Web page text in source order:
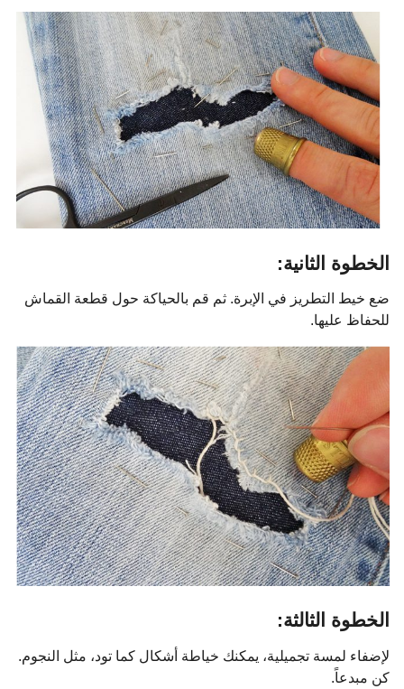
الخطوة الثانية:
ضع خيط التطريز في الإبرة. ثم قم بالحياكة حول قطعة القماش
للحفاظ عليها.
الخطوة الثالثة:
لإضفاء لمسة تجميلية، يمكنك خياطة أشكال كما تود، مثل النجوم.
كن مبدعاً.